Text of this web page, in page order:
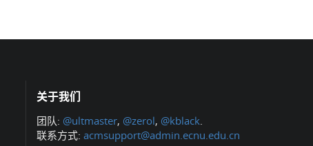
关于我们
团队: @ultmaster, @zerol, @kblack
联系方式: acmsupport@admin.ecnu.edu.cn